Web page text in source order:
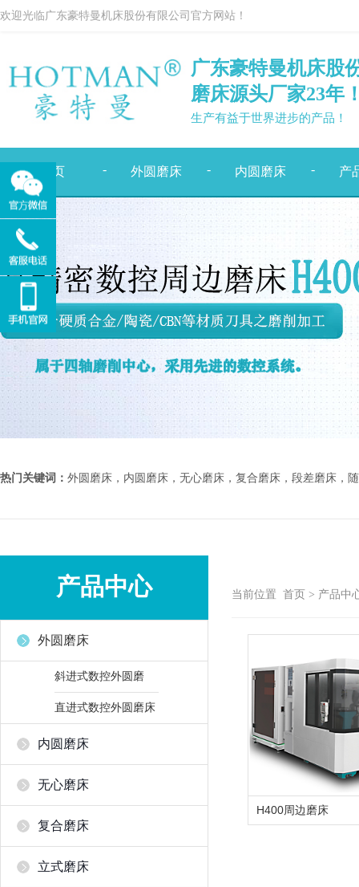
欢迎光临广东豪特曼机床股份有限公司官方网站！
广东豪特曼机床股
磨床源头厂家23年
生产有益于世界进步的产品！
首页 - 外圆磨床 - 内圆磨床 - 产
热门关键词： 外圆磨床，内圆磨床，无心磨床，复合磨床，段差磨床，
产品中心
外圆磨床
斜进式数控外圆磨
直进式数控外圆磨床
内圆磨床
无心磨床
复合磨床
立式磨床
当前位置 首页 > 产品中
H400周边磨床